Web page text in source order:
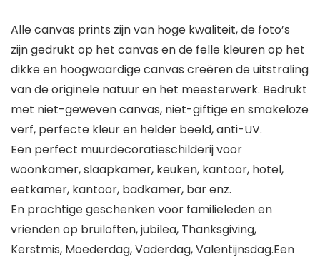
Alle canvas prints zijn van hoge kwaliteit, de foto’s
zijn gedrukt op het canvas en de felle kleuren op het
dikke en hoogwaardige canvas creëren de uitstraling
van de originele natuur en het meesterwerk. Bedrukt
met niet-geweven canvas, niet-giftige en smakeloze
verf, perfecte kleur en helder beeld, anti-UV.
Een perfect muurdecoratieschilderij voor
woonkamer, slaapkamer, keuken, kantoor, hotel,
eetkamer, kantoor, badkamer, bar enz.
En prachtige geschenken voor familieleden en
vrienden op bruiloften, jubilea, Thanksgiving,
Kerstmis, Moederdag, Vaderdag, Valentijnsdag.Een